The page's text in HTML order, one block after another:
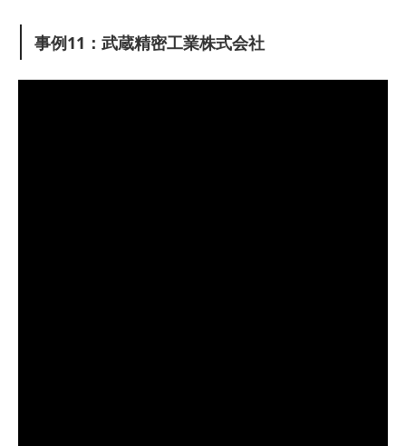
事例11：武蔵精密工業株式会社